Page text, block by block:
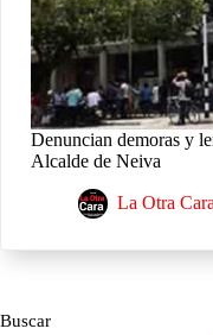
Denuncian demoras y
Alcalde de Neiva
La Otra Cara
Buscar